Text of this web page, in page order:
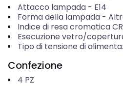
Attacco lampada- E14
Forma della lampada-
Indice di resa cromatica
Esecuzione vetro/
Tipo di tensione di
Confezione
4 PZ